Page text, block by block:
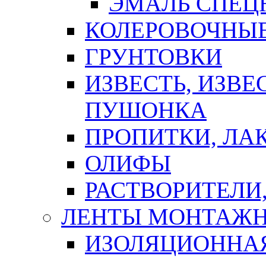
ГРУНТОВКИ
ИЗВЕСТЬ,
ПУШОНКА
ПРОПИТКИ,
ОЛИФЫ
ЛЕНТЫ